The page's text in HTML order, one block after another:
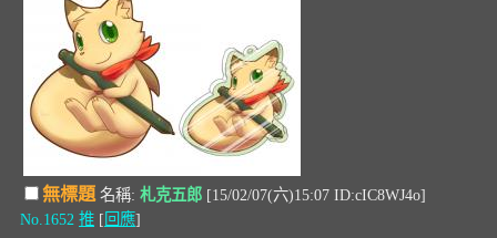
無標題名稱: 札克五郎 [15/02/07(六)15:07 ID:cIC8WJ4o]
No.1652 推 [ 回應]